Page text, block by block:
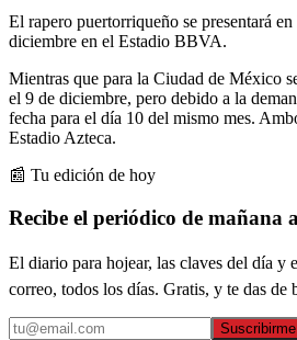
El rapero puertorriqueño se presentará
diciembre en el Estadio BBVA.
Mientras que para la Ciudad de México
el 9 de diciembre, pero debido a la
fecha para el día 10 del mismo mes.
Estadio Azteca.
📰 Tu edición de hoy
Recibe el periódico de mañana
El diario para hojear, las claves del día
correo, todos los días. Gratis, y te das de
Suscribirme